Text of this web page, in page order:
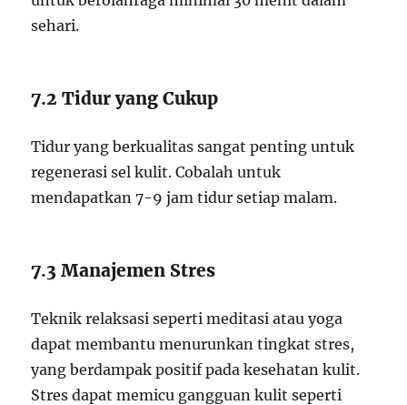
sehari.
7.2 Tidur yang Cukup
Tidur yang berkualitas sangat penting untuk
regenerasi sel kulit. Cobalah untuk
mendapatkan 7-9 jam tidur setiap malam.
7.3 Manajemen Stres
Teknik relaksasi seperti meditasi atau yoga
dapat membantu menurunkan tingkat stres,
yang berdampak positif pada kesehatan kulit.
Stres dapat memicu gangguan kulit seperti